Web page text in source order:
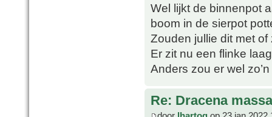
Wel lijkt de binnenpot
boom in de sierpot
Zouden jullie dit met
Er zit nu een flinke
Anders zou er wel
Re: Dracena